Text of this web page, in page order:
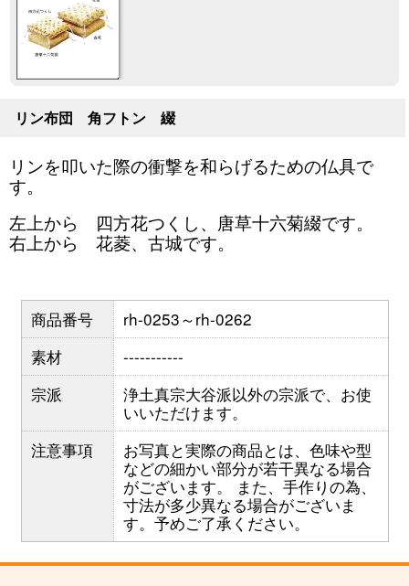
リン布団 角フトン 綴
リンを叩いた際の衝撃を和らげるための仏具で
す。
左上から 四方花つくし、唐草十六菊綴です。
右上から 花菱、古城です。
商品番号
rh-0253～rh-0262
素材
-----------
宗派
浄土真宗大谷派以外の宗派で、お使
いいただけます。
注意事項
お写真と実際の商品とは、色味や型
などの細かい部分が若干異なる場合
がございます。 また、手作りの為、
寸法が多少異なる場合がございま
す。予めご了承ください。